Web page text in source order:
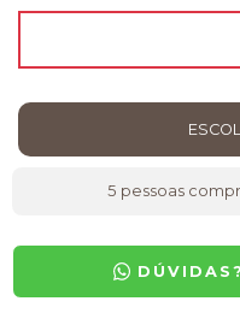
5 pessoas